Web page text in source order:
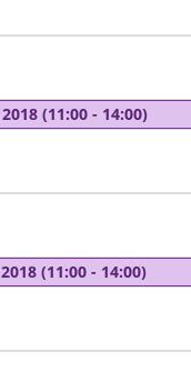
(11:00 - 14:00)
(11:00 - 14:00)